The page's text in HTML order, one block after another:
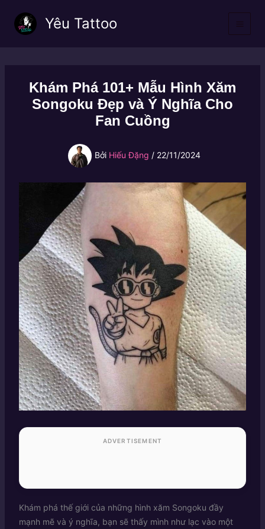
Yêu Tattoo
Khám Phá 101+ Mẫu Hình Xăm
Songoku Đẹp và Ý Nghĩa Cho
Fan Cuồng
Bởi Hiếu Đặng / 22/11/2024
ADVERTISEMENT
Khám phá thế giới của những hình xăm Songoku đầy
mạnh mẽ và ý nghĩa, bạn sẽ thấy mình như lạc vào một